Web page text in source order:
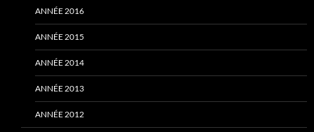
ANNÉE 2016
ANNÉE 2015
ANNÉE 2014
ANNÉE 2013
ANNÉE 2012